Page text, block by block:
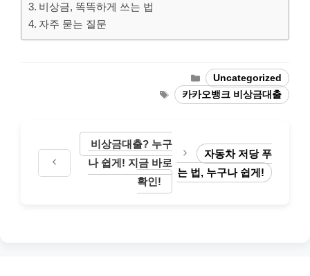
비상금, 똑똑하게 쓰는 법
자주 묻는 질문
Categories
Uncategorized
Tags카카오뱅크 비상금대출
비상금대출? 누구
나 쉽게! 지금 바로
확인!
자동차 저당 푸
는 법, 누구나 쉽게!